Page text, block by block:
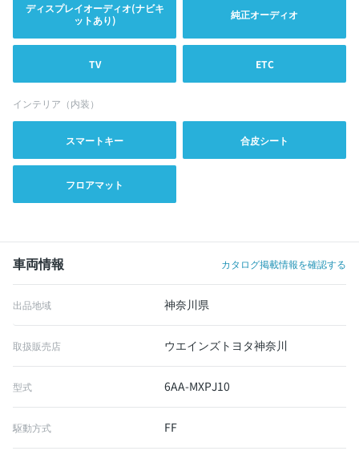
ディスプレイオーディオ(ナビキ
ットあり)
純正オーディオ
TV ETC
インテリア（内装）
スマートキー 合皮シート
フロアマット
車両情報 カタログ掲載情報を確認する
出品地域 神奈川県
取扱販売店 ウエインズトヨタ神奈川
型式 6AA-MXPJ10
駆動方式 FF